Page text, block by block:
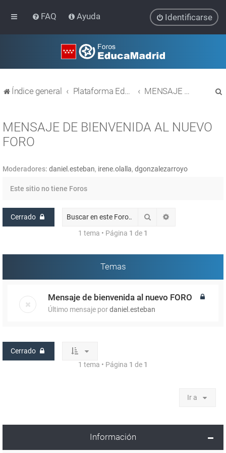
FAQ Ayuda Identificarse
Índice general Plataforma Educativa EducaMadrid MENSAJE DE BIENVENIDA AL NUEVO FORO
MENSAJE DE BIENVENIDA AL NUEVO
FORO
Moderadores: daniel.esteban, irene.olalla, dgonzalezarroyo
Este sitio no tiene Foros
Cerrado Buscar
1 tema • Página 1 de 1
Temas
Mensaje de bienvenida al nuevo FORO
Último mensaje pordaniel.esteban
Cerrado
1 tema • Página 1 de 1
Ir a
Información